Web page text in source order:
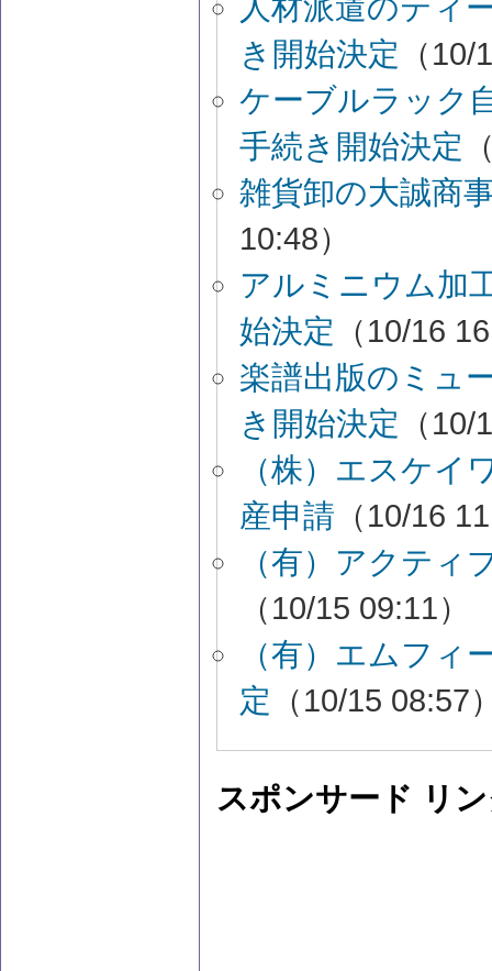
人材派遣のティ
き開始決定 （
ケーブルラック
手続き開始決定
雑貨卸の大誠商
10:48）
アルミニウム加
始決定 （10/16
楽譜出版のミュ
き開始決定 （
（株）エスケイ
産申請 （10/16
（有）アクティ
（10/15 09:11）
（有）エムフィ
定 （10/15 08:57
スポンサード リ